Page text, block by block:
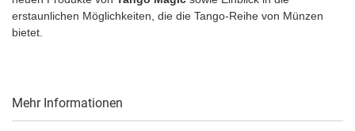
erstaunlichen Möglichkeiten, die die Tango-Reihe von Münzen
bietet.
Mehr Informationen